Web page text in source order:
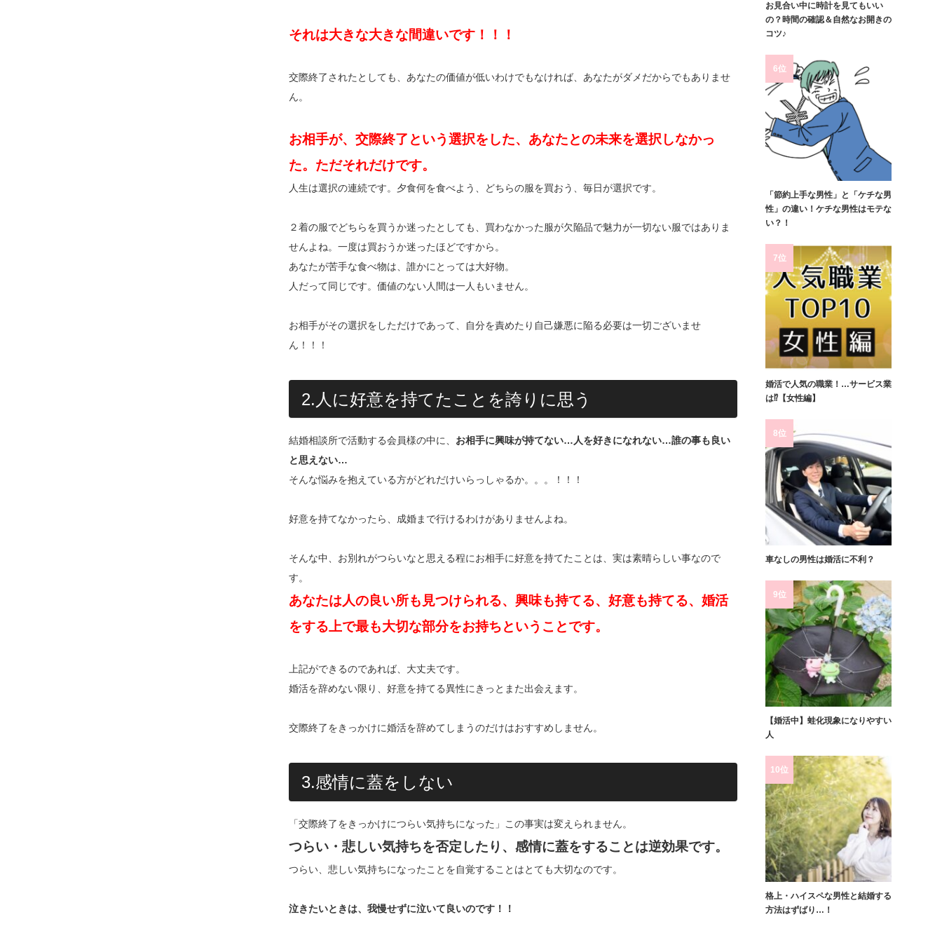
それは大きな大きな間違いです！！！
交際終了されたとしても、あなたの価値が低いわけでもなければ、あなたがダメだからでもありませ
ん。
お相手が、交際終了という選択をした、あなたとの未来を選択しなかっ
た。ただそれだけです。
人生は選択の連続です。夕食何を食べよう、どちらの服を買おう、毎日が選択です。
２着の服でどちらを買うか迷ったとしても、買わなかった服が欠陥品で魅力が一切ない服ではありま
せんよね。一度は買おうか迷ったほどですから。
あなたが苦手な食べ物は、誰かにとっては大好物。
人だって同じです。価値のない人間は一人もいません。
お相手がその選択をしただけであって、自分を責めたり自己嫌悪に陥る必要は一切ございませ
ん！！！
2.人に好意を持てたことを誇りに思う
結婚相談所で活動する会員様の中に、 お相手に興味が持てない…人を好きになれない…誰の事も良い
と思えない…
そんな悩みを抱えている方がどれだけいらっしゃるか。。。！！！
好意を持てなかったら、成婚まで行けるわけがありませんよね。
そんな中、お別れがつらいなと思える程にお相手に好意を持てたことは、実は素晴らしい事なので
す。
あなたは人の良い所も見つけられる、興味も持てる、好意も持てる、婚活
をする上で最も大切な部分をお持ちということです。
上記ができるのであれば、大丈夫です。
婚活を辞めない限り、好意を持てる異性にきっとまた出会えます。
交際終了をきっかけに婚活を辞めてしまうのだけはおすすめしません。
3.感情に蓋をしない
「交際終了をきっかけにつらい気持ちになった」この事実は変えられません。
つらい・悲しい気持ちを否定したり、感情に蓋をすることは逆効果です。
つらい、悲しい気持ちになったことを自覚することはとても大切なのです。
泣きたいときは、我慢せずに泣いて良いのです！！
お見合い中に時計を見てもいい
の？時間の確認＆自然なお開きの
コツ♪
6位
「節約上手な男性」と「ケチな男
性」の違い！ケチな男性はモテな
い？！
7位
婚活で人気の職業！…サービス業
は⁉【女性編】
8位
車なしの男性は婚活に不利？
9位
【婚活中】蛙化現象になりやすい
人
10位
格上・ハイスペな男性と結婚する
方法はずばり…！